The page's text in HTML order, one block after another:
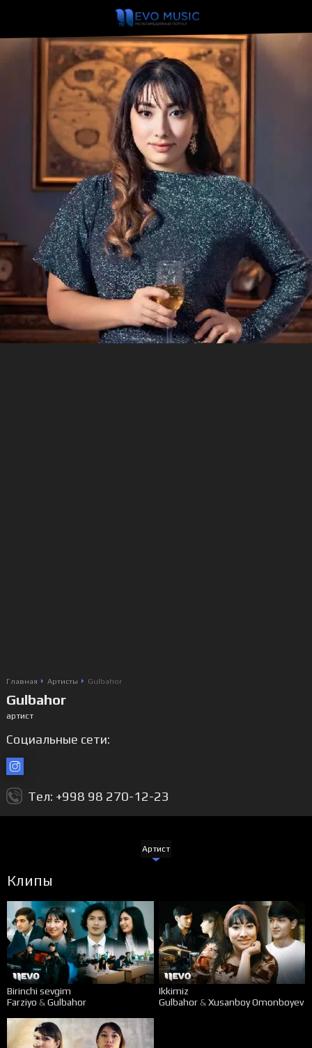
Главная Артисты Gulbahor
Gulbahor
артист
Социальные сети:
Тел: +998 98 270-12-23
Артист
Клипы
Birinchi sevgim
Farziyo & Gulbahor
Ikkimiz
Gulbahor& Xusanboy Omonboyev